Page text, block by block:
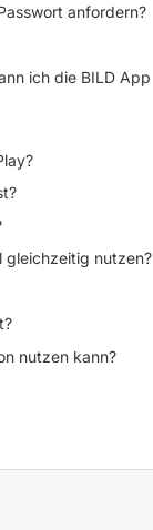
anfordern?
ich die BILD App
gleichzeitig nutzen?
nutzen kann?